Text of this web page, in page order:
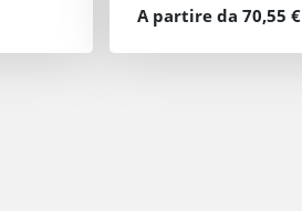
A partire da 70,55 €